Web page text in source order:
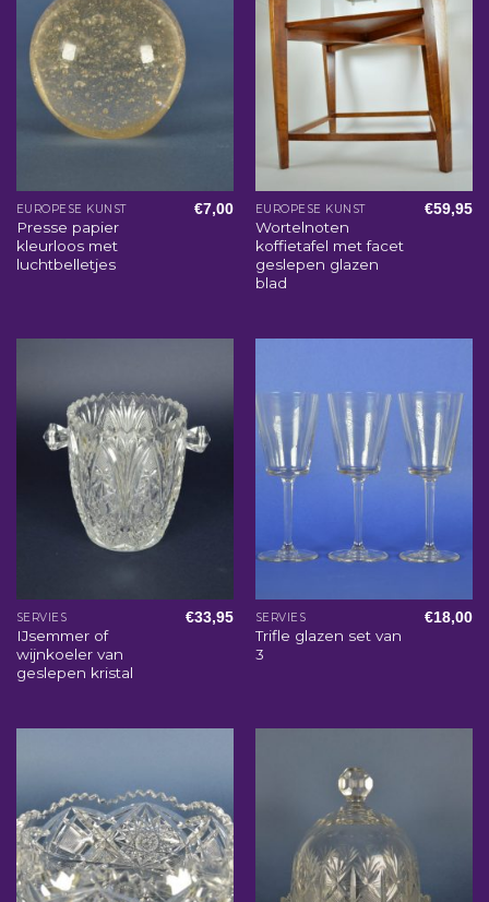
EUROPESE KUNST
Presse papier
kleurloos met
luchtbelletjes
€7,00 EUROPESE KUNST
Wortelnoten
koffietafel met facet
geslepen glazen
blad
€59,95
SERVIES
IJsemmer of
wijnkoeler van
geslepen kristal
€33,95 SERVIES
Trifle glazen set van
3
€18,00